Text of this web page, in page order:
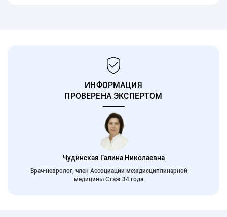
ИНФОРМАЦИЯ
ПРОВЕРЕНА ЭКСПЕРТОМ
Чудинская Галина Николаевна
Врач-невролог, член Ассоциации междисциплинарной
медицины Стаж 34 года